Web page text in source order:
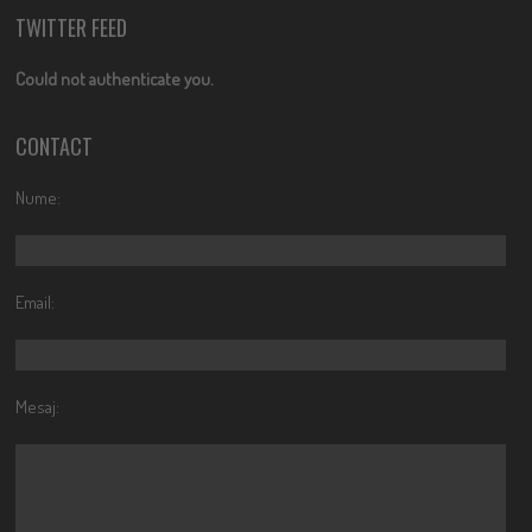
TWITTER FEED
Could not authenticate you.
CONTACT
Nume:
Email:
Mesaj: